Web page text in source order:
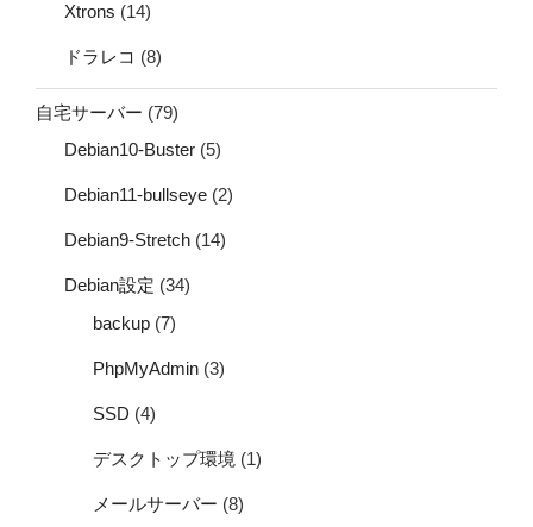
Xtrons (14)
ドラレコ (8)
自宅サーバー (79)
Debian10-Buster (5)
Debian11-bullseye (2)
Debian9-Stretch (14)
Debian設定 (34)
backup (7)
PhpMyAdmin (3)
SSD (4)
デスクトップ環境 (1)
メールサーバー (8)